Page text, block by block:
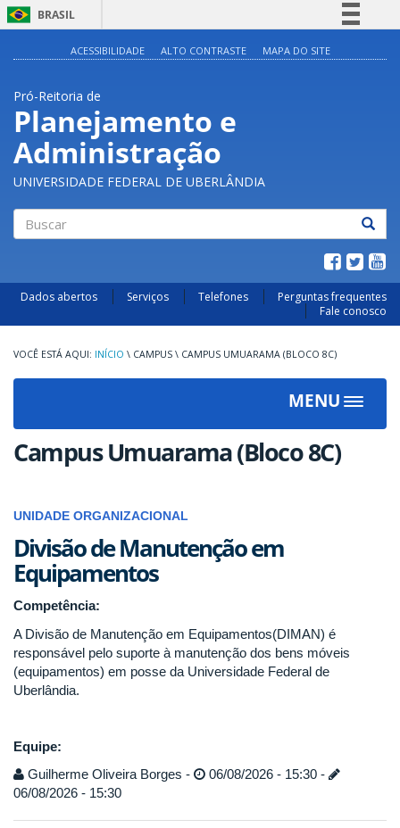
BRASIL
Acesso à informação
ACESSIBILIDADE ALTO CONTRASTE MAPA DO SITE
Pró-Reitoria de
Planejamento e
Administração
UNIVERSIDADE FEDERAL DE UBERLÂNDIA
Dados abertos Serviços Telefones
Perguntas frequentes
Fale conosco
INÍCIO \ CAMPUS \ CAMPUS UMUARAMA (BLOCO 8C)
MENU
Toggle
Campus Umuarama (Bloco 8C)
UNIDADE ORGANIZACIONAL
Divisão de Manutenção em
Equipamentos
Competência:
A Divisão de Manutenção em Equipamentos(DIMAN) é
responsável pelo suporte à manutenção dos bens móveis
(equipamentos) em posse da Universidade Federal de
Uberlândia.
Equipe:
Guilherme Oliveira Borges -
06/08/2026 - 15:30 -
06/08/2026 - 15:30